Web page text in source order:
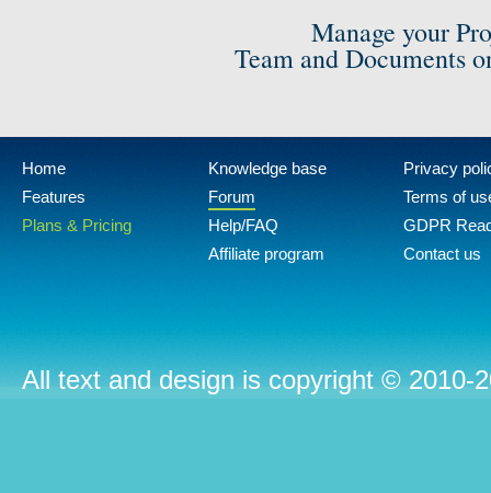
Manage your
Team and Documents
Home
Features
Plans & Pricing
Knowledge base
Forum
Help/FAQ
Affiliate program
Privacy
Terms of
GDPR
Contact us
All text and design is copyright © 2010-